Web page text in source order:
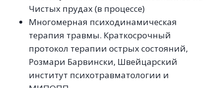
Чистых прудах (в процессе)
Многомерная психодинамическая
терапия травмы. Краткосрочный
протокол терапии острых состояний,
Розмари Барвински, Швейцарский
институт психотравматологии и